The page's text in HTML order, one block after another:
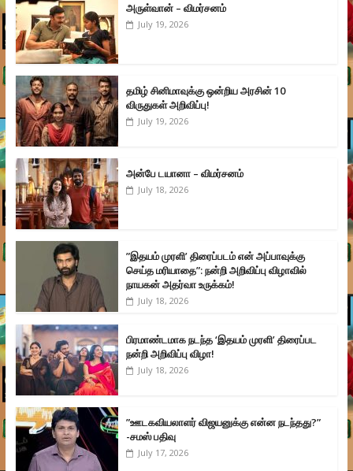
அருள்வான் – விமர்சனம்
July 19, 2026
தமிழ் சினிமாவுக்கு ஒன்றிய அரசின் 10
விருதுகள் அறிவிப்பு!
July 19, 2026
அன்பே டயானா – விமர்சனம்
July 18, 2026
”இதயம் முரளி’ திரைப்படம் என் அப்பாவுக்கு
செய்த மரியாதை”: நன்றி அறிவிப்பு விழாவில்
நாயகன் அதர்வா உருக்கம்!
July 18, 2026
பிரமாண்டமாக நடந்த ‘இதயம் முரளி’ திரைப்பட
நன்றி அறிவிப்பு விழா!
July 18, 2026
”ஊடகவியலாளர் விஜயனுக்கு என்ன நடந்தது?”
-சமஸ் பதிவு
July 17, 2026